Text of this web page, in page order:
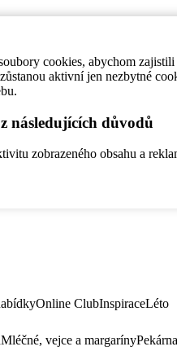
cookies, abychom
aktivní jen nezbytné
následujících důvodů
zobrazeného obsahu a
Online ClubInspiraceLéto
Mléčné, vejce a margarínyPekárna